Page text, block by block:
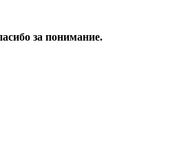
за понимание.